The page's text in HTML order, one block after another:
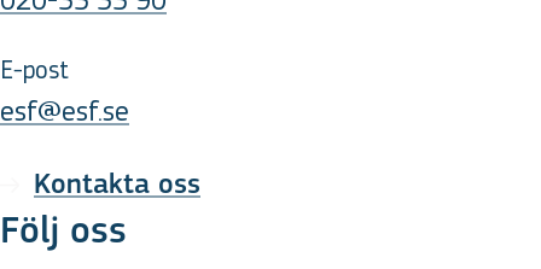
E-post
esf@esf.se
Kontakta oss
Följ oss